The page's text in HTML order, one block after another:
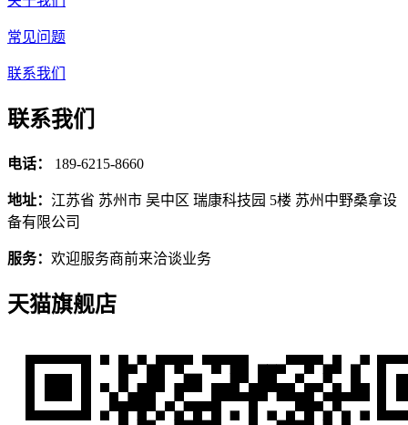
常见问题
联系我们
联系我们
电话： 189-6215-8660
地址： 江苏省 苏州市 吴中区 瑞康科技园 5楼 苏州中野桑拿设
备有限公司
服务： 欢迎服务商前来洽谈业务
天猫旗舰店